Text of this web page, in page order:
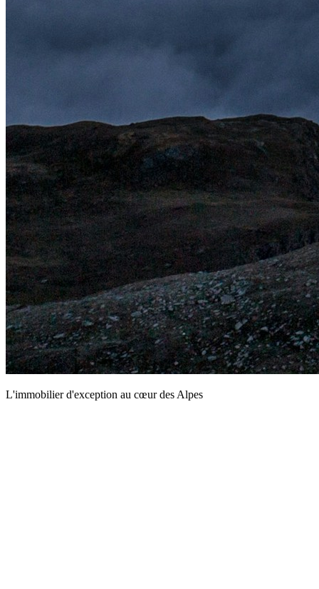
L'immobilier d'exception au cœur des Alpes